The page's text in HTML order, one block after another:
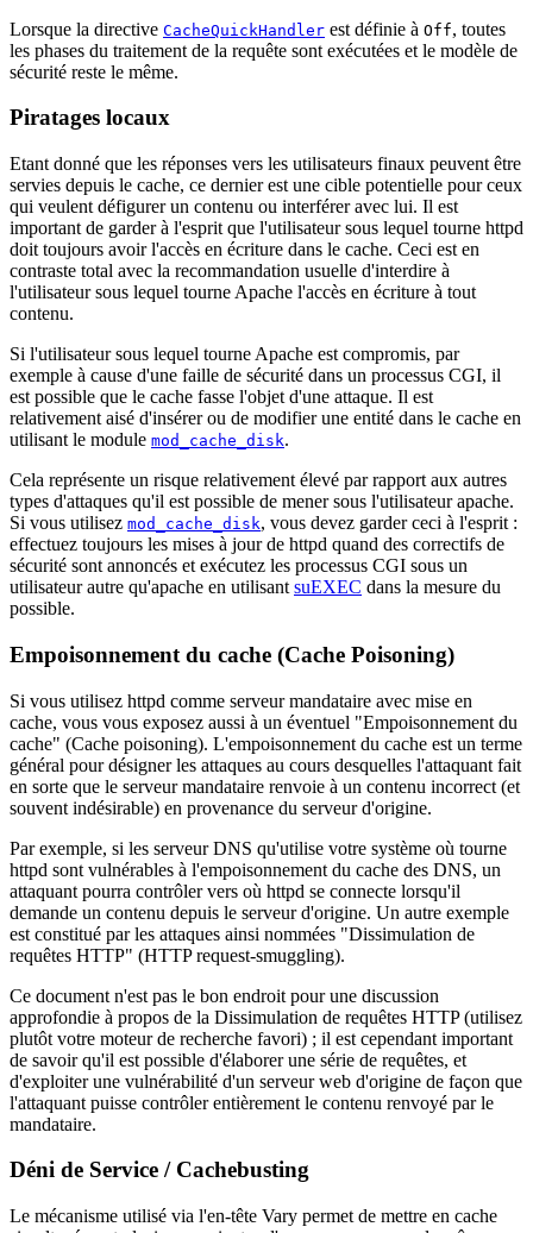
Lorsque la directive CacheQuickHandler est définie à Off, toutes
les phases du traitement de la requête sont exécutées et le modèle de
sécurité reste le même.
Piratages locaux
Etant donné que les réponses vers les utilisateurs finaux peuvent être
servies depuis le cache, ce dernier est une cible potentielle pour ceux
qui veulent défigurer un contenu ou interférer avec lui. Il est
important de garder à l'esprit que l'utilisateur sous lequel tourne httpd
doit toujours avoir l'accès en écriture dans le cache. Ceci est en
contraste total avec la recommandation usuelle d'interdire à
l'utilisateur sous lequel tourne Apache l'accès en écriture à tout
contenu.
Si l'utilisateur sous lequel tourne Apache est compromis, par
exemple à cause d'une faille de sécurité dans un processus CGI, il
est possible que le cache fasse l'objet d'une attaque. Il est
relativement aisé d'insérer ou de modifier une entité dans le cache en
utilisant le module mod_cache_disk.
Cela représente un risque relativement élevé par rapport aux autres
types d'attaques qu'il est possible de mener sous l'utilisateur apache.
Si vous utilisez mod_cache_disk, vous devez garder ceci à l'esprit :
effectuez toujours les mises à jour de httpd quand des correctifs de
sécurité sont annoncés et exécutez les processus CGI sous un
utilisateur autre qu'apache en utilisant suEXEC dans la mesure du
possible.
Empoisonnement du cache (Cache Poisoning)
Si vous utilisez httpd comme serveur mandataire avec mise en
cache, vous vous exposez aussi à un éventuel "Empoisonnement du
cache" (Cache poisoning). L'empoisonnement du cache est un terme
général pour désigner les attaques au cours desquelles l'attaquant fait
en sorte que le serveur mandataire renvoie à un contenu incorrect (et
souvent indésirable) en provenance du serveur d'origine.
Par exemple, si les serveur DNS qu'utilise votre système où tourne
httpd sont vulnérables à l'empoisonnement du cache des DNS, un
attaquant pourra contrôler vers où httpd se connecte lorsqu'il
demande un contenu depuis le serveur d'origine. Un autre exemple
est constitué par les attaques ainsi nommées "Dissimulation de
requêtes HTTP" (HTTP request-smuggling).
Ce document n'est pas le bon endroit pour une discussion
approfondie à propos de la Dissimulation de requêtes HTTP (utilisez
plutôt votre moteur de recherche favori) ; il est cependant important
de savoir qu'il est possible d'élaborer une série de requêtes, et
d'exploiter une vulnérabilité d'un serveur web d'origine de façon que
l'attaquant puisse contrôler entièrement le contenu renvoyé par le
mandataire.
Déni de Service / Cachebusting
Le mécanisme utilisé via l'en-tête Vary permet de mettre en cache